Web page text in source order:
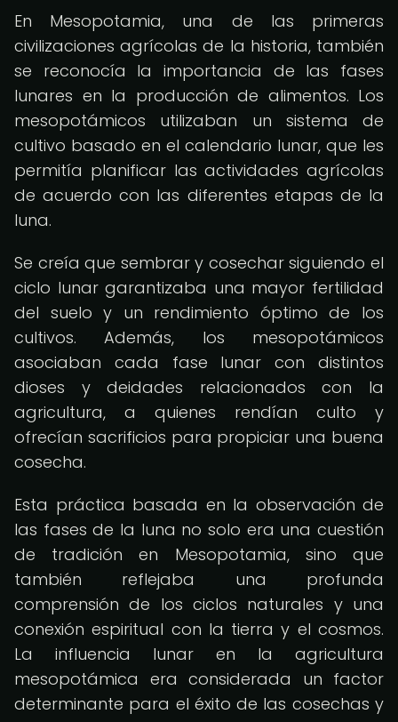
En Mesopotamia, una de las primeras
civilizaciones agrícolas de la historia, también
se reconocía la importancia de las fases
lunares en la producción de alimentos. Los
mesopotámicos utilizaban un sistema de
cultivo basado en el calendario lunar, que les
permitía planificar las actividades agrícolas
de acuerdo con las diferentes etapas de la
luna.
Se creía que sembrar y cosechar siguiendo el
ciclo lunar garantizaba una mayor fertilidad
del suelo y un rendimiento óptimo de los
cultivos. Además, los mesopotámicos
asociaban cada fase lunar con distintos
dioses y deidades relacionados con la
agricultura, a quienes rendían culto y
ofrecían sacrificios para propiciar una buena
cosecha.
Esta práctica basada en la observación de
las fases de la luna no solo era una cuestión
de tradición en Mesopotamia, sino que
también reflejaba una profunda
comprensión de los ciclos naturales y una
conexión espiritual con la tierra y el cosmos.
La influencia lunar en la agricultura
mesopotámica era considerada un factor
determinante para el éxito de las cosechas y